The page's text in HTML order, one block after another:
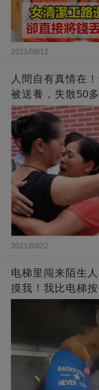
2021/08/12
人間自有真情在
被送養，失散50
2021/03/22
电梯里闯来陌生
摸我！我比电梯按